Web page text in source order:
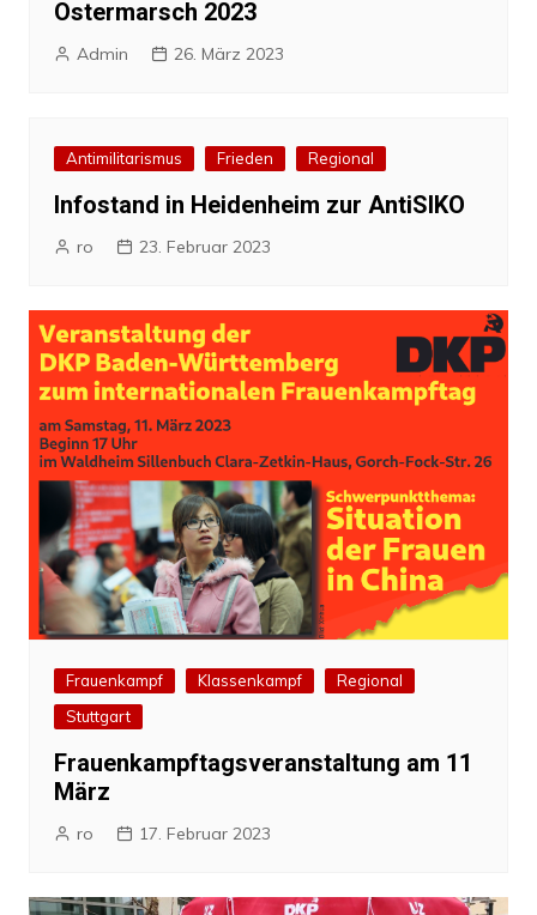
Ostermarsch 2023
Admin 26. März 2023
Antimilitarismus Frieden Regional
Infostand in Heidenheim zur AntiSIKO
ro 23. Februar 2023
Frauenkampf Klassenkampf
Regional
Stuttgart
Frauenkampftagsveranstaltung am 11
März
ro 17. Februar 2023